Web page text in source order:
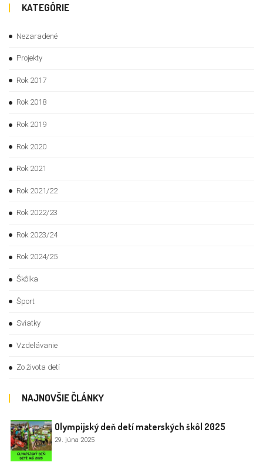
KATEGÓRIE
Nezaradené
Projekty
Rok 2017
Rok 2018
Rok 2019
Rok 2020
Rok 2021
Rok 2021/22
Rok 2022/23
Rok 2023/24
Rok 2024/25
Škôlka
Šport
Sviatky
Vzdelávanie
Zo života detí
NAJNOVŠIE ČLÁNKY
Olympijský deň detí materských škôl 2025
29. júna 2025